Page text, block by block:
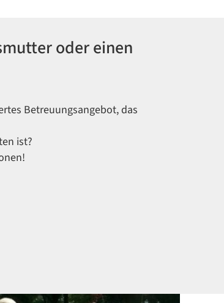
oder einen
Betreuungsangebot, das
ist?